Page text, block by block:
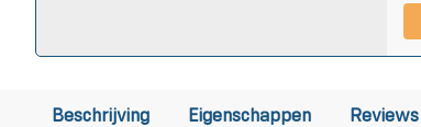
Beschrijving Eigenschappen Reviews